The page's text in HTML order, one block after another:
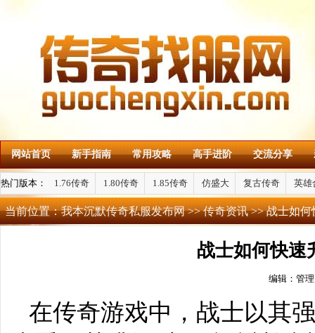
网站首页 新手指南 常用攻略 高手进阶 交流分享
热门版本： 1.76传奇 1.80传奇 1.85传奇 仿盛大 复古传奇 英雄
当前位置：我本沉默传奇私服发布网>>传奇资讯>> 战士如何
战士如何快速
编辑：管
在传奇游戏中，战士以其